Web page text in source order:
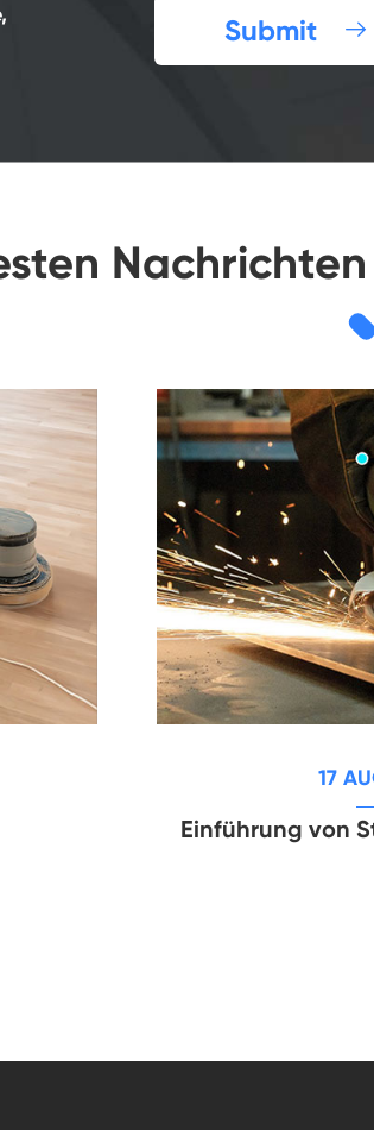
Submit 
17
Einführung von